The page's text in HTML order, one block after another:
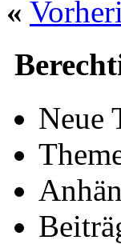
«
Neue